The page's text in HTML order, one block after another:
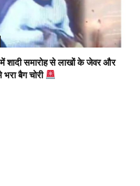
शादी समारोह से लाखों के जेवर और
बैग चोरी